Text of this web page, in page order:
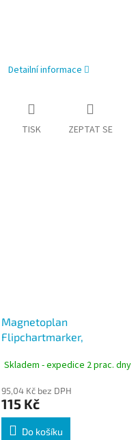
Detailní informace
TISK ZEPTAT SE
Magnetoplan
Flipchartmarker,
flipchart sada 4ks, stopa
Skladem - expedice 2 prac. dny
95,04 Kč bez DPH
115 Kč
Do košíku